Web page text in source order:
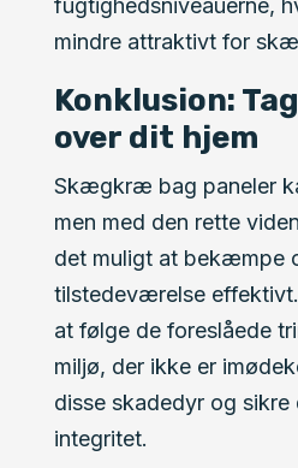
mindre attraktivt for
Konklusion:
over dit hjem
Skægkræ bag paneler
men med den rette
det muligt at bekæmpe
tilstedeværelse
at følge de foreslåede
miljø, der ikke er
disse skadedyr og sikre
integritet.